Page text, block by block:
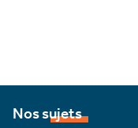
Nos sujets